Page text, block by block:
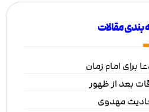
مقالات
برای امام زمان
بعد از ظهور
مهدوی